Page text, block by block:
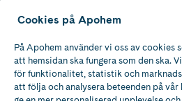
Apotek med tillstånd
av Läkemedelsverket
Cookies på Apohem
På Apohem använder vi oss av cookies
att hemsidan ska fungera som den ska.
för funktionalitet, statistik och
att följa och analysera beteenden på vår